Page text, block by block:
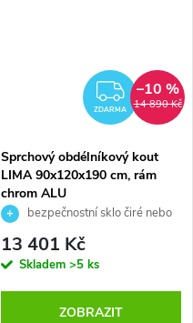
ZDARMA 14 890 Kč
–10 %
Sprchový obdélníkový kout
LIMA 90x120x190 cm, rám
chrom ALU
bezpečnostní sklo čiré nebo
point 6 mm
13 401 Kč
Skladem >5 ks
ZOBRAZIT